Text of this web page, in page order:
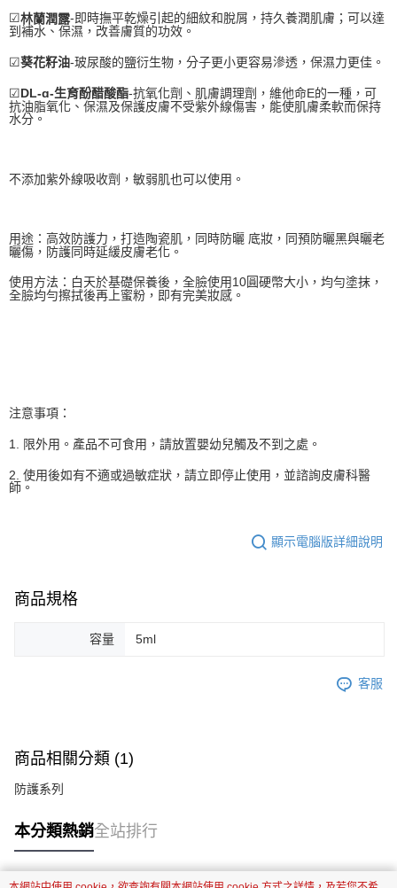
☑林蘭潤露-即時撫平乾燥引起的細紋和脫屑，持久養潤肌膚；可以達
到補水、保濕，改善膚質的功效。
☑葵花籽油-玻尿酸的鹽衍生物，分子更小更容易滲透，保濕力更佳。
☑DL-ɑ-生育酚醋酸酯-抗氧化劑、肌膚調理劑，維他命E的一種，可
抗油脂氧化、保濕及保護皮膚不受紫外線傷害，能使肌膚柔軟而保持
水分。
不添加紫外線吸收劑，敏弱肌也可以使用。
用途：高效防護力，打造陶瓷肌，同時防曬 底妝，同預防曬黑與曬老
曬傷，防護同時延緩皮膚老化。
使用方法：白天於基礎保養後，全臉使用10圓硬幣大小，均勻塗抹，
全臉均勻擦拭後再上蜜粉，即有完美妝感。
注意事項：
1. 限外用。產品不可食用，請放置嬰幼兒觸及不到之處。
2. 使用後如有不適或過敏症狀，請立即停止使用，並諮詢皮膚科醫
師。
顯示電腦版詳細說明
商品規格
容量 5ml
客服
商品相關分類 (1)
防護系列
本分類熱銷全站排行